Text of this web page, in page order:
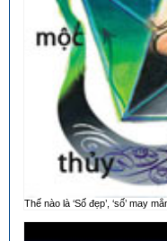
Thế nào là ‘Số đẹp’, ‘số’ may